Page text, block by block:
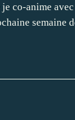
je co-anime
semaine